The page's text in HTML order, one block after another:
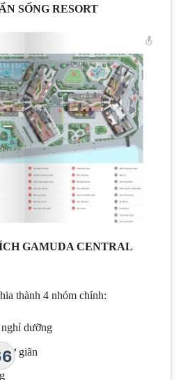
SỐNG RESORT
GAMUDA CENTRAL
thành 4 nhóm chính:
dưỡng
giãn